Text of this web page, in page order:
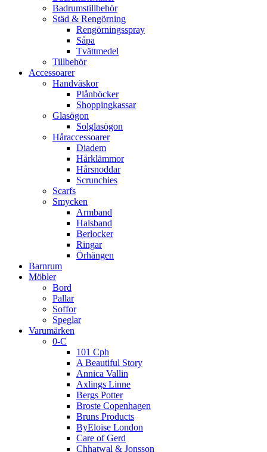
Badrumstillbehör
Städ & Rengörning
Rengörningsspray
Såpa
Tvättmedel
Tillbehör
Accessoarer
Handväskor
Plånböcker
Shoppingkassar
Glasögon
Solglasögon
Håraccessoarer
Diadem
Hårklämmor
Hårsnoddar
Scrunchies
Scarfs
Smycken
Armband
Halsband
Berlocker
Ringar
Örhängen
Barnrum
Möbler
Bord
Pallar
Soffor
Speglar
Varumärken
0-C
101 Cph
A Beautiful Story
Annica Vallin
Axlings Linne
Bergs Potter
Broste Copenhagen
Bruns Products
ByEloise London
Care of Gerd
Chhatwal & Jonsson